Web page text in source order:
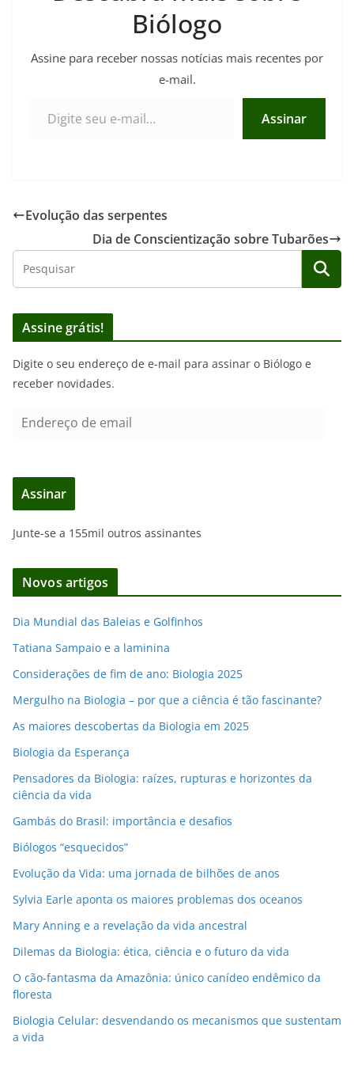
Biólogo
Assine para receber nossas notícias mais recentes por
e-mail.
Assinar
Evolução das serpentes
Dia de Conscientização sobre Tubarões
Assine grátis!
Digite o seu endereço de e-mail para assinar o Biólogo e
receber novidades.
e
e
ç
d
e
a
i
Assinar
Junte-se a 155mil outros assinantes
Novos artigos
Dia Mundial das Baleias e Golfinhos
Tatiana Sampaio e a laminina
Considerações de fim de ano: Biologia 2025
Mergulho na Biologia – por que a ciência é tão fascinante?
As maiores descobertas da Biologia em 2025
Biologia da Esperança
Pensadores da Biologia: raízes, rupturas e horizontes da
ciência da vida
Gambás do Brasil: importância e desafios
Biólogos “esquecidos”
Evolução da Vida: uma jornada de bilhões de anos
Sylvia Earle aponta os maiores problemas dos oceanos
Mary Anning e a revelação da vida ancestral
Dilemas da Biologia: ética, ciência e o futuro da vida
O cão-fantasma da Amazônia: único canídeo endêmico da
floresta
Biologia Celular: desvendando os mecanismos que sustentam
a vida